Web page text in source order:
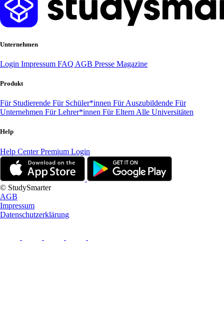
Unternehmen
Login Impressum FAQ AGB Presse Magazine
Produkt
Für Studierende Für Schüler*innen Für Auszubildende Für
Unternehmen Für Lehrer*innen Für Eltern Alle Universitäten
Help
Help CenterPremium Login
© StudySmarter
AGB
Impressum
Datenschutzerklärung